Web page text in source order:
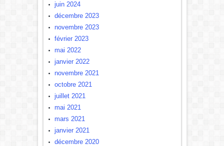
juin 2024
décembre 2023
novembre 2023
février 2023
mai 2022
janvier 2022
novembre 2021
octobre 2021
juillet 2021
mai 2021
mars 2021
janvier 2021
décembre 2020